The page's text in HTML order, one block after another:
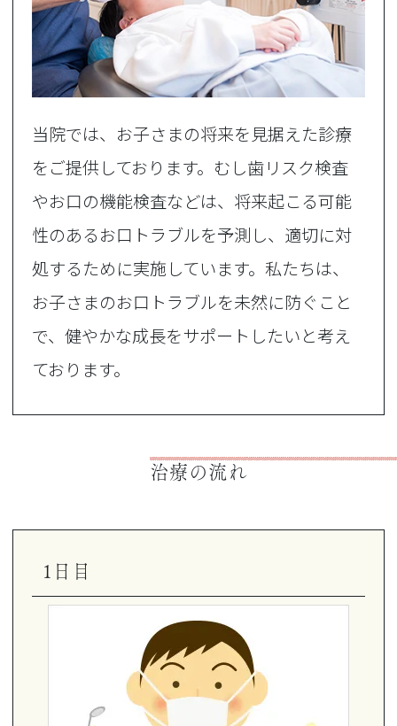
当院では、お子さまの将来を見据えた診療
をご提供しております。むし歯リスク検査
やお口の機能検査などは、将来起こる可能
性のあるお口トラブルを予測し、適切に対
処するために実施しています。私たちは、
お子さまのお口トラブルを未然に防ぐこと
で、健やかな成長をサポートしたいと考え
ております。
治療の流れ
1日目